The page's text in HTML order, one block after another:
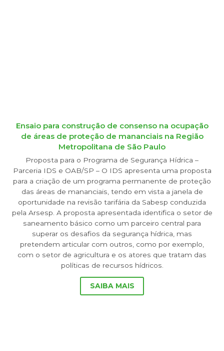
Ensaio para construção de consenso na ocupação
de áreas de proteção de mananciais na Região
Metropolitana de São Paulo
Proposta para o Programa de Segurança Hídrica –
Parceria IDS e OAB/SP – O IDS apresenta uma proposta
para a criação de um programa permanente de proteção
das áreas de mananciais, tendo em vista a janela de
oportunidade na revisão tarifária da Sabesp conduzida
pela Arsesp. A proposta apresentada identifica o setor de
saneamento básico como um parceiro central para
superar os desafios da segurança hídrica, mas
pretendem articular com outros, como por exemplo,
com o setor de agricultura e os atores que tratam das
políticas de recursos hídricos.
SAIBA MAIS